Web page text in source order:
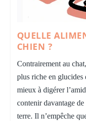
QUELLE
CHIEN ?
Contrairement au
plus riche en
mieux à digérer
contenir davantage
terre. Il n’empêche